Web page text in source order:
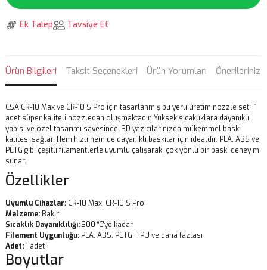
Ek Talep Tavsiye Et
Ürün Bilgileri Taksit Seçenekleri Ürün Yorumları Önerileriniz
CSA CR-10 Max ve CR-10 S Pro için tasarlanmış bu yerli üretim nozzle seti, 1
adet süper kaliteli nozzledan oluşmaktadır. Yüksek sıcaklıklara dayanıklı
yapısı ve özel tasarımı sayesinde, 3D yazıcılarınızda mükemmel baskı
kalitesi sağlar. Hem hızlı hem de dayanıklı baskılar için idealdir. PLA, ABS ve
PETG gibi çeşitli filamentlerle uyumlu çalışarak, çok yönlü bir baskı deneyimi
sunar.
Özellikler
Uyumlu Cihazlar: CR-10 Max, CR-10 S Pro
Malzeme: Bakır
Sıcaklık Dayanıklılığı:300 °C'ye kadar
Filament Uygunluğu: PLA, ABS, PETG, TPU ve daha fazlası
Adet:1 adet
Boyutlar